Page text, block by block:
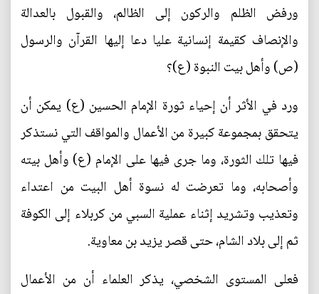
ورفض الظلم والركون إلى الظالم، والقبول بالعدالة
والإنصاف كقيمة إنسانية عليا دعا إليها القرآن والرسول
(ص) وأهل بيت النبوة (ع)؟
ورد في الأثر أن إحياء ثورة الإمام الحسين (ع) يمكن أن
يتحقق بمجموعة كبيرة من الأعمال والمواقف التي نستذكر
فيها تلك الثورة، وما جرى فيها على الإمام (ع) وأهل بيته
وأصحابه، وما تعرضت له نسوة أهل البيت من اعتداء
وتعذيب وتشريد إثناء عملية السبي من كربلاء إلى الكوفة
ثم إلى بلاد الشام، حتى قصر يزيد بن معاوية.
فعلى المستوى الشخصي، يذكر العلماء أن من الأعمال